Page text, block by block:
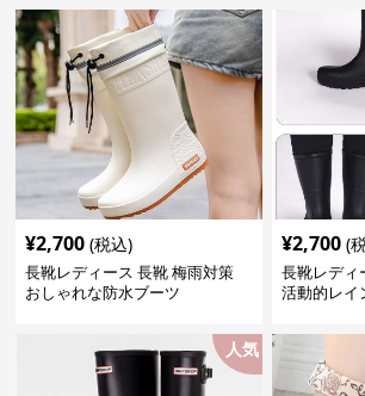
¥2,700 (税込)
長靴レディース 長靴 梅雨対策
おしゃれな防水ブーツ
¥2,700 (
長靴レディ
活動的レイ
人気